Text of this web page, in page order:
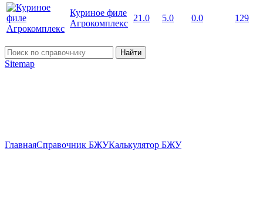
Куриное филе
Агрокомплекс
21.0 5.0 0.0 129
Найти
Sitemap
ГлавнаяСправочник БЖУКалькулятор БЖУ